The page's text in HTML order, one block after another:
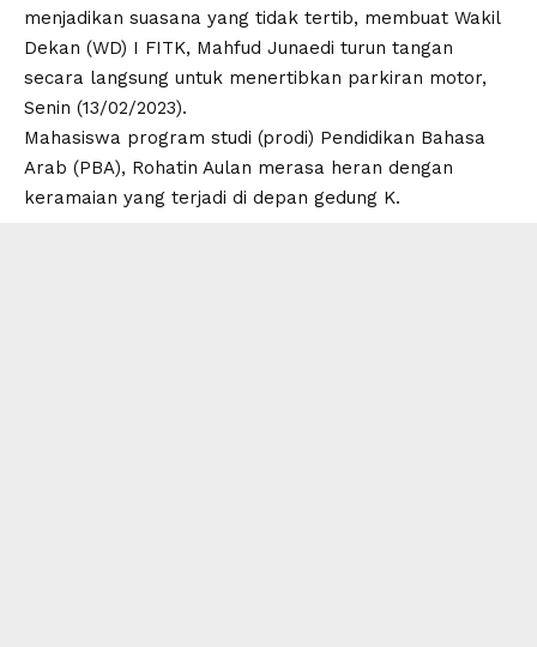
menjadikan suasana yang tidak tertib, membuat Wakil
Dekan (WD) I FITK, Mahfud Junaedi turun tangan
secara langsung untuk menertibkan parkiran motor,
Senin (13/02/2023).
Mahasiswa program studi (prodi) Pendidikan Bahasa
Arab (PBA), Rohatin Aulan merasa heran dengan
keramaian yang terjadi di depan gedung K.